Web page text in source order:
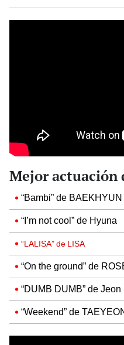
Mejor actuación
“Bambi” de BAEKHYUN
“I’m not cool” de Hyuna
“LALISA” de LISA
“On the ground” de
“DUMB DUMB” de Jeon
“Weekend” de